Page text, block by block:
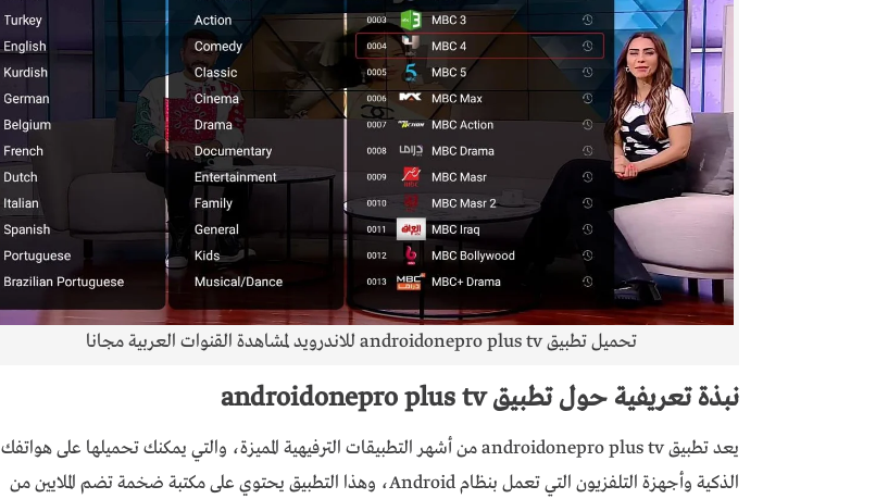
تحميل تطبيق androidonepro plus tv للاندرويد لمشاهدة القنوات العربية مجانا
نبذة تعريفية حول تطبيق androidonepro plus tv
يعد تطبيق androidonepro plus tv من أشهر التطبيقات الترفيهية المميزة، والتي يمكنك تحميلها على هواتفك
الذكية وأجهزة التلفزيون التي تعمل بنظام Android، وهذا التطبيق يحتوي على مكتبة ضخمة تضم الملايين من